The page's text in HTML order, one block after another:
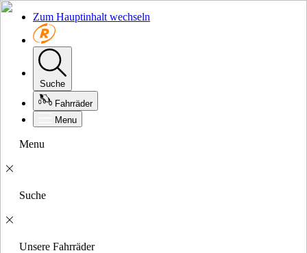
Zum Hauptinhalt wechseln
Suche
Fahrräder
Menu
Menu
Suche
Unsere Fahrräder